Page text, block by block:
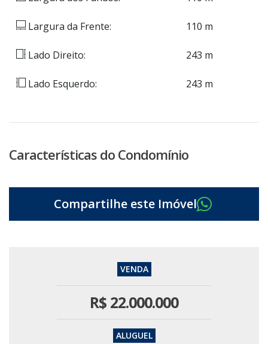
Largura da Frente: 110 m
Lado Direito: 243 m
Lado Esquerdo: 243 m
Características do Condomínio
R$ 22.000.000